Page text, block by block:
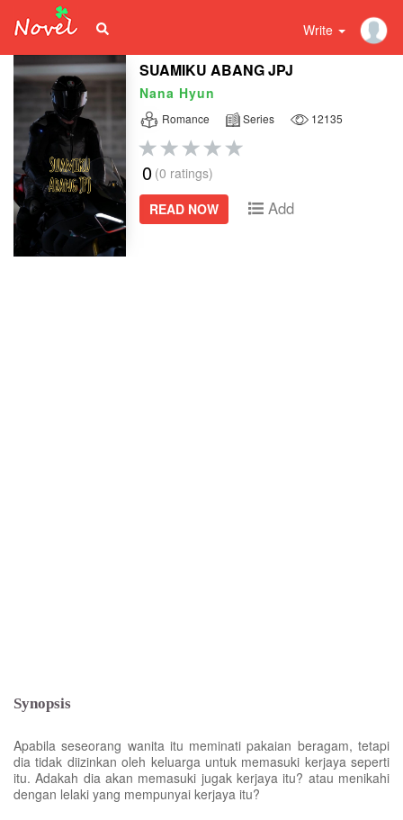
Write
SUAMIKU ABANG JPJ
Nana Hyun
Romance Series 12135
0 (0 ratings)
READ NOW
Add
Synopsis
Apabila seseorang wanita itu meminati pakaian beragam, tetapi
dia tidak diizinkan oleh keluarga untuk memasuki kerjaya seperti
itu. Adakah dia akan memasuki jugak kerjaya itu? atau menikahi
dengan lelaki yang mempunyai kerjaya itu?